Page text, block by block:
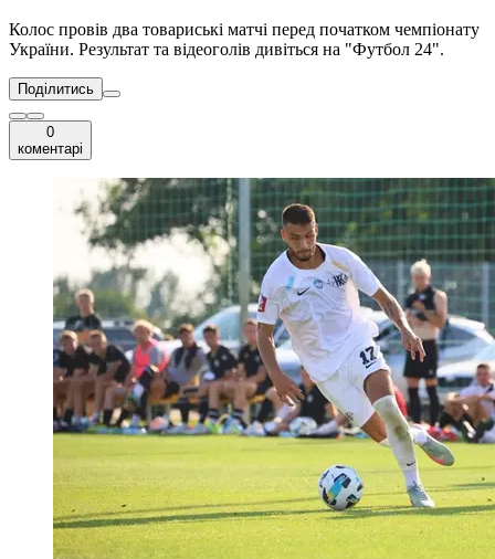
Колос провів два товариські матчі перед початком чемпіонату
України. Результат та відеоголів дивіться на "Футбол 24".
Поділитись
0
коментарі